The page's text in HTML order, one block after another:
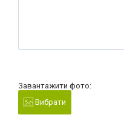
Завантажити фото:
Вибрати